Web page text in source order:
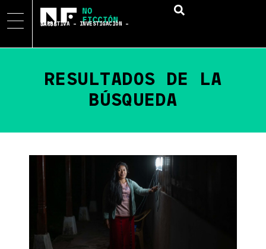
NARRATIVA – INVESTIGACIÓN – DATOS
RESULTADOS DE LA
BÚSQUEDA